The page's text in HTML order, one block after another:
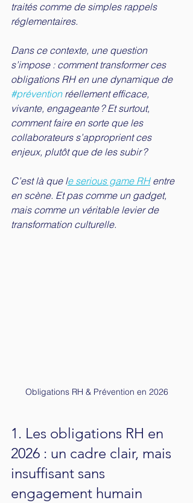
traités comme de simples rappels
réglementaires.
Dans ce contexte, une question
s’impose : comment transformer ces
obligations RH en une dynamique de
#prévention réellement efficace,
vivante, engageante ? Et surtout,
comment faire en sorte que les
collaborateurs s’approprient ces
enjeux, plutôt que de les subir ?
C’est là que le serious game RH entre
en scène. Et pas comme un gadget,
mais comme un véritable levier de
transformation culturelle.
Obligations RH & Prévention en 2026
1. Les obligations RH en
2026 : un cadre clair, mais
insuffisant sans
engagement humain